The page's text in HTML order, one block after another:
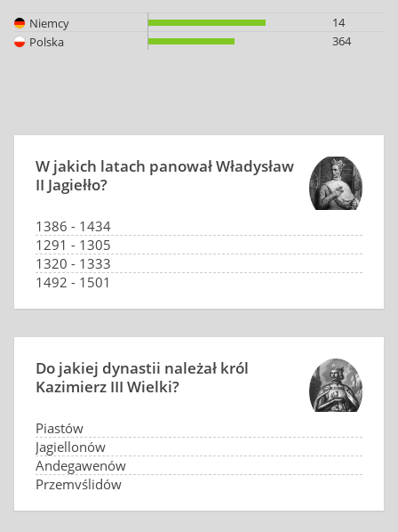
Niemcy
14
Polska
364
W jakich latach panował Władysław
II Jagiełło?
1386 - 1434
1291 - 1305
1320 - 1333
1492 - 1501
Do jakiej dynastii należał król
Kazimierz III Wielki?
Piastów
Jagiellonów
Andegawenów
Przemyślidów